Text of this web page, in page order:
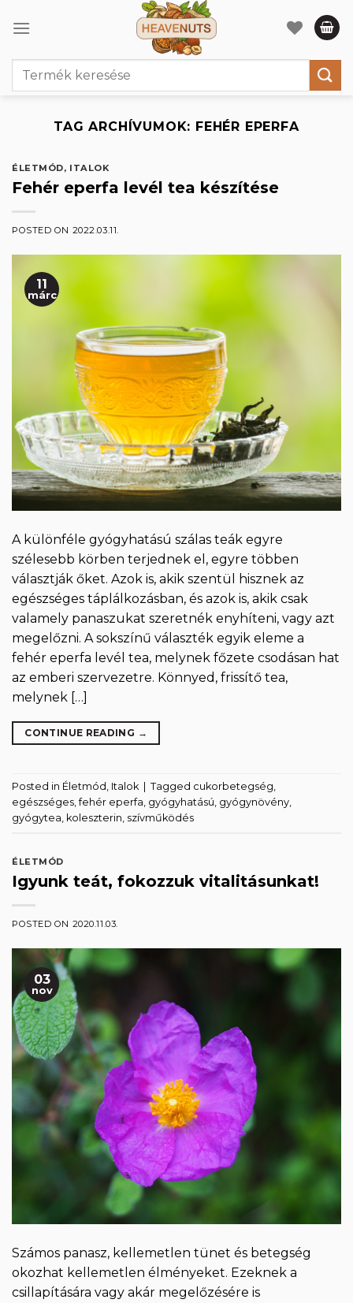
Keresés
TAG ARCHÍVUMOK: FEHÉR EPERFA
ÉLETMÓD, ITALOK
Fehér eperfa levél tea készítése
POSTED ON 2022.03.11.
11
márc
A különféle gyógyhatású szálas teák egyre
szélesebb körben terjednek el, egyre többen
választják őket. Azok is, akik szentül hisznek az
egészséges táplálkozásban, és azok is, akik csak
valamely panaszukat szeretnék enyhíteni, vagy azt
megelőzni. A sokszínű választék egyik eleme a
fehér eperfa levél tea, melynek főzete csodásan hat
az emberi szervezetre. Könnyed, frissítő tea,
melynek […]
CONTINUE READING →
Posted in Életmód , Italok Tagged cukorbetegség,
egészséges,fehér eperfa, gyógyhatású, gyógynövény,
gyógytea, koleszterin, szívműködés
ÉLETMÓD
Igyunk teát, fokozzuk vitalitásunkat!
POSTED ON 2020.11.03.
03
nov
Számos panasz, kellemetlen tünet és betegség
okozhat kellemetlen élményeket. Ezeknek a
csillapítására vagy akár megelőzésére is